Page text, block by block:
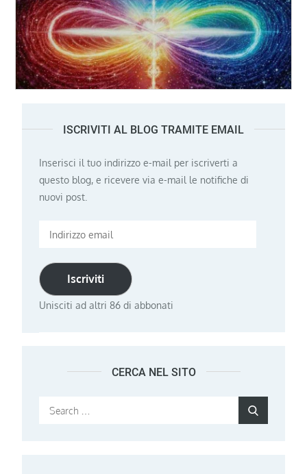
ISCRIVITI AL BLOG TRAMITE EMAIL
Inserisci il tuo indirizzo e-mail per iscriverti a
questo blog, e ricevere via e-mail le notifiche di
nuovi post.
Indirizzo
Iscriviti
Unisciti ad altri 86 di abbonati
CERCA NEL SITO
Search